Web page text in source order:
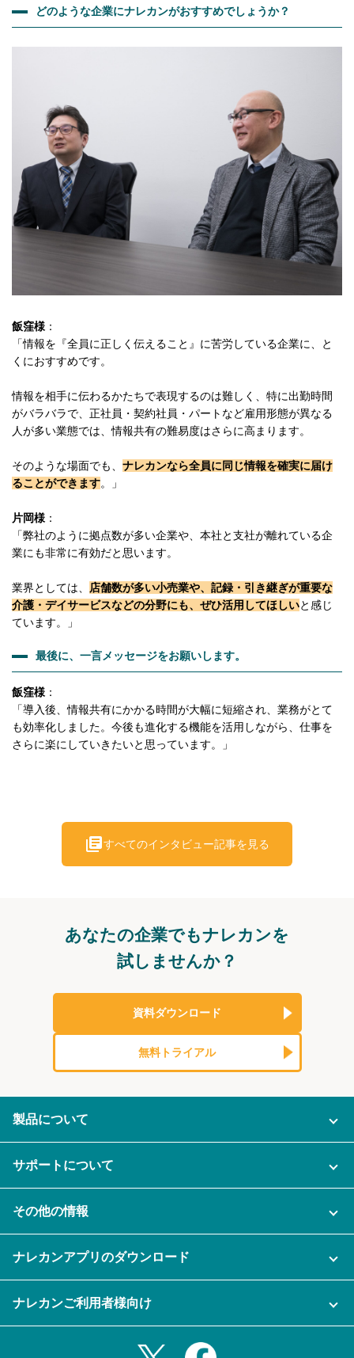
どのような企業にナレカンがおすすめでしょうか？
飯窪様 ：
「情報を『全員に正しく伝えること』に苦労している企業に、と
くにおすすめです。
情報を相手に伝わるかたちで表現するのは難しく、特に出勤時間
がバラバラで、正社員・契約社員・パートなど雇用形態が異なる
人が多い業態では、情報共有の難易度はさらに高まります。
そのような場面でも、 ナレカンなら全員に同じ情報を確実に届け
ることができます。」
片岡様 ：
「弊社のように拠点数が多い企業や、本社と支社が離れている企
業にも非常に有効だと思います。
業界としては、
店舗数が多い小売業や、記録・引き継ぎが重要な
介護・デイサービスなどの分野にも、ぜひ活用してほしいと感じ
ています。」
最後に、一言メッセージをお願いします。
飯窪様 ：
「導入後、情報共有にかかる時間が大幅に短縮され、業務がとて
も効率化しました。今後も進化する機能を活用しながら、仕事を
さらに楽にしていきたいと思っています。」
すべてのインタビュー記事を見る
あなたの企業でもナレカンを
試しませんか？
資料ダウンロード
無料トライアル
製品について
ご利用企業様の声
セキュリティ
資料をダウンロードする
サポートについて
充実サポート
その他の情報
ナレカンアプリのダウンロード
ナレカンご利用者様向け